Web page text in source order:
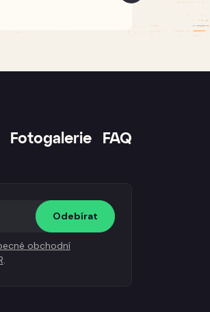
Fotogalerie FAQ
Odebírat
obchodní
.